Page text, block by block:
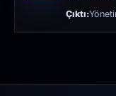
Çıktı: